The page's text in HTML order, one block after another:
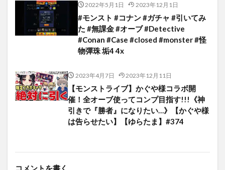
2022年5月1日 2023年12月1日
#モンスト #コナン #ガチャ #引いてみ
た #無課金 #オーブ #Detective
#Conan #Case #closed #monster #怪
物彈珠 垢4 4x
2023年4月7日 2023年12月11日
【モンストライブ】かぐや様コラボ開
催！全オーブ使ってコンプ目指す!!!《神
引きで『勝者』になりたい…》【かぐや様
は告らせたい】【ゆらたま】#374
コメントを書く